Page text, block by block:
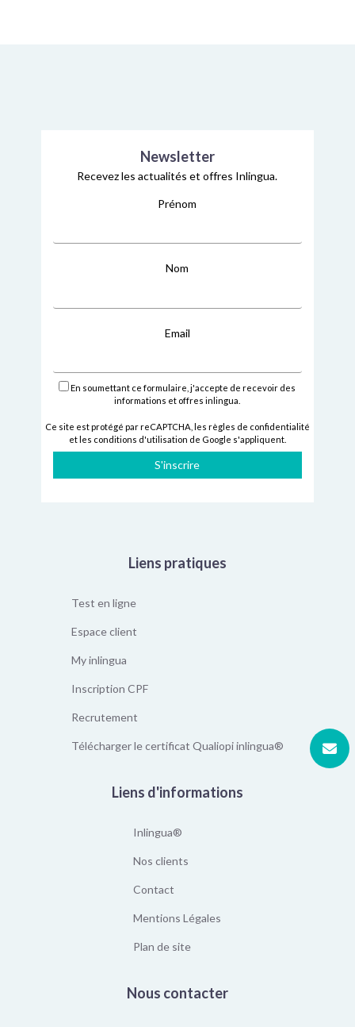
Newsletter
Recevez les actualités et offres Inlingua.
Prénom
Nom
Email
En soumettant ce formulaire, j'accepte de recevoir des
informations et offres inlingua.
Ce site est protégé par reCAPTCHA, les règles de confidentialité
etles conditions d'utilisation de Google s'appliquent.
S'inscrire
Liens pratiques
Test en ligne
Espace client
My inlingua
Inscription CPF
Recrutement
Télécharger le certificat Qualiopi inlingua®
Liens d'informations
Inlingua®
Nos clients
Contact
Mentions Légales
Plan de site
Nous contacter